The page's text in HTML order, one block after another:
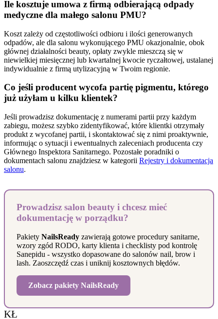
Ile kosztuje umowa z firmą odbierającą odpady
medyczne dla małego salonu PMU?
Koszt zależy od częstotliwości odbioru i ilości generowanych
odpadów, ale dla salonu wykonującego PMU okazjonalnie, obok
głównej działalności beauty, opłaty zwykle mieszczą się w
niewielkiej miesięcznej lub kwartalnej kwocie ryczałtowej, ustalanej
indywidualnie z firmą utylizacyjną w Twoim regionie.
Co jeśli producent wycofa partię pigmentu, którego
już użyłam u kilku klientek?
Jeśli prowadzisz dokumentację z numerami partii przy każdym
zabiegu, możesz szybko zidentyfikować, które klientki otrzymały
produkt z wycofanej partii, i skontaktować się z nimi proaktywnie,
informując o sytuacji i ewentualnych zaleceniach producenta czy
Głównego Inspektora Sanitarnego. Pozostałe poradniki o
dokumentach salonu znajdziesz w kategorii Rejestry i dokumentacja
salonu.
Prowadzisz salon beauty i chcesz mieć
dokumentację w porządku?
Pakiety NailsReady zawierają gotowe procedury sanitarne,
wzory zgód RODO, karty klienta i checklisty pod kontrolę
Sanepidu - wszystko dopasowane do salonów nail, brow i
lash. Zaoszczędź czas i uniknij kosztownych błędów.
Zobacz pakiety NailsReady
KŁ